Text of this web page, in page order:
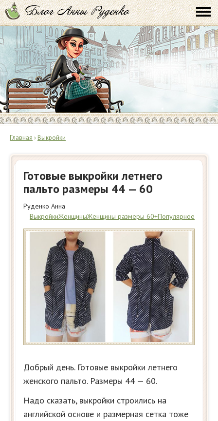
Главная › Выкройки
Готовые выкройки летнего
пальто размеры 44 — 60
Руденко Анна
ВыкройкиЖенщиныЖенщины размеры 60+Популярное
Добрый день. Готовые выкройки летнего
женского пальто. Размеры 44 — 60.
Надо сказать, выкройки строились на
английской основе и размерная сетка тоже